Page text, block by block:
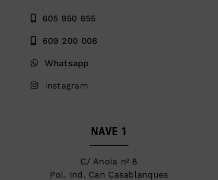
605 950 655
609 200 008
Whatsapp
Instagram
NAVE 1
C/ Anoia nº 8
Pol. Ind. Can Casablanques